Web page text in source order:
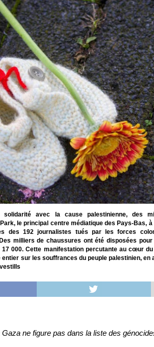
avec la cause palestinienne, des
le principal centre médiatique des Pays-Bas,
des 192 journalistes tués par les forces
milliers de chaussures ont été disposées
000. Cette manifestation percutante au cœur
sur les souffrances du peuple palestinien, en
ne figure pas dans la liste des